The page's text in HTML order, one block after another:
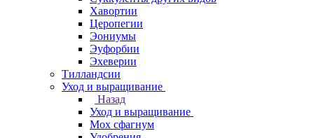
Хавортии
Церопегии
Эониумы
Эуфорбии
Эхеверии
Тилландсии
Уход и выращивание
Назад
Уход и выращивание
Мох сфагнум